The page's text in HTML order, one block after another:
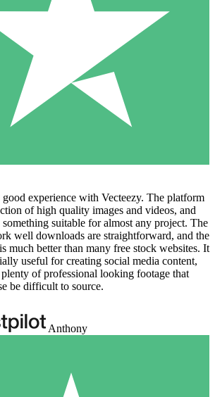
good experience with Vecteezy. The platform
of high quality images and videos, and
something suitable for almost any project. The
well downloads are straightforward, and the
much better than many free stock websites. It
useful for creating social media content,
of professional looking footage that
be difficult to source.
Anthony